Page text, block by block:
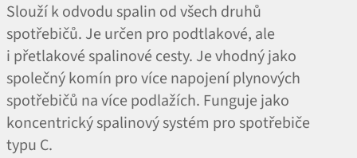
Slouží k odvodu spalin od všech druhů
spotřebičů. Je určen pro podtlakové, ale
i přetlakové spalinové cesty. Je vhodný jako
společný komín pro více napojení plynových
spotřebičů na více podlažích. Funguje jako
koncentrický spalinový systém pro spotřebiče
typu C.